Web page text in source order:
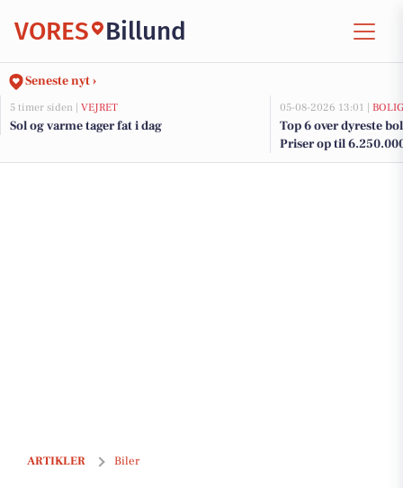
VORES Billund
Seneste nyt ›
5 timer siden | VEJRET
Sol og varme tager fat i dag
05-08-2026 13:01 |
Top 6 over dyreste
Priser op til
ARTIKLER Biler
De billigste biler i Billund - Priser helt ned til 64.900 kr!